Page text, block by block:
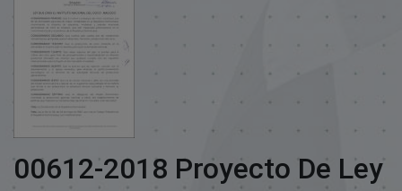
00612-2018 Proyecto De Ley